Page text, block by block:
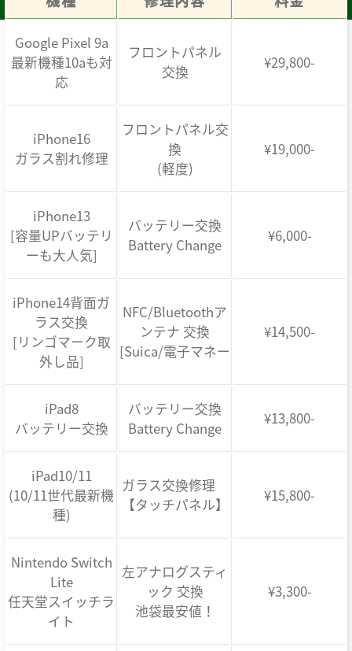
Google Pixel 9a
最新機種10aも対
応
フロントパネル
交換
¥29,800-
iPhone16
ガラス割れ修理
フロントパネル交
換
(軽度)
¥19,000-
iPhone13
[容量UPバッテリ
ーも大人気]
バッテリー交換
Battery Change
¥6,000-
iPhone14背面ガ
ラス交換
[リンゴマーク取
外し品]
NFC/Bluetoothア
ンテナ 交換
[Suica/電子マネー
¥14,500-
iPad8
バッテリー交換
バッテリー交換
Battery Change
¥13,800-
iPad10/11
(10/11世代最新機
種)
ガラス交換修理
【タッチパネル】
¥15,800-
Nintendo Switch
Lite
任天堂スイッチラ
イト
左アナログスティ
ック 交換
池袋最安値！
¥3,300-